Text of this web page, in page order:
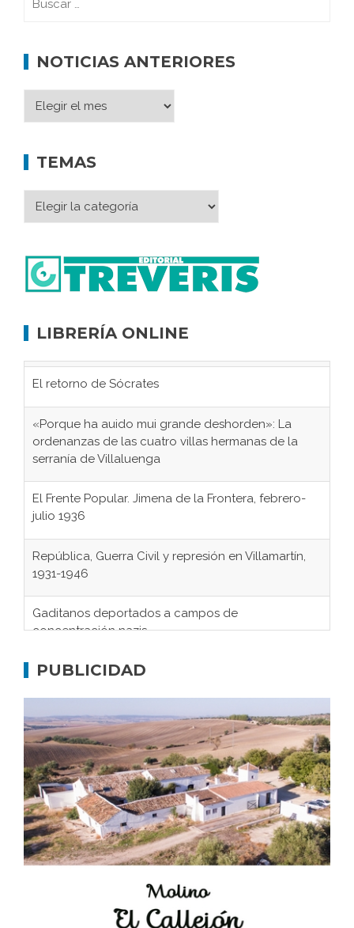
NOTICIAS ANTERIORES
TEMAS
LIBRERÍA ONLINE
El retorno de Sócrates
«Porque ha auido mui grande deshorden»: La
ordenanzas de las cuatro villas hermanas de la
serranía de Villaluenga
El Frente Popular. Jimena de la Frontera, febrero-
julio 1936
República, Guerra Civil y represión en Villamartín,
1931-1946
Gaditanos deportados a campos de
concentración nazis
Don Perafán de Ribera y sus fundaciones de
El Frente Popular. Ubrique, febrero-julio 1936
Juntar las letras. La alfabetización en el campo: del
afán de saber a la autogestión
Historia y vivencias del poblado de Los Hurones
Memoria inacabada
PUBLICIDAD